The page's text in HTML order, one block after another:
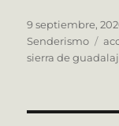
Publicado
el
9 septiembre,
Senderismo
sierra de